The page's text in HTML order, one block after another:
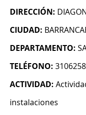
DIRECCIÓN:
CIUDAD:
DEPARTAMENTO:
TELÉFONO:
ACTIVIDAD:
instalaciones